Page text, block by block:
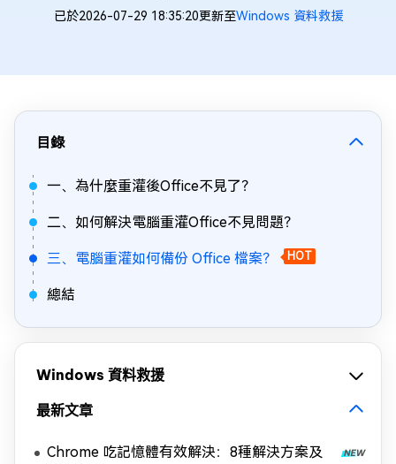
已於2026-07-29 18:35:20更新至Windows 資料救援
目錄
一、為什麼重灌後Office不見了？
二、如何解決電腦重灌Office不見問題？
三、電腦重灌如何備份 Office 檔案？ HOT
總結
Windows 資料救援
最新文章
Chrome 吃記憶體有效解決：8種解決方案及